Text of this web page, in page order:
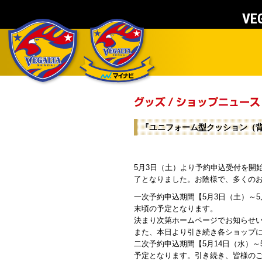
『ユニフォーム型クッション
5月3日（土）より予約申込受付を開
了となりました。お陰様で、多くの
一次予約申込期間【5月3日（土）～
末頃の予定となります。
決まり次第ホームページでお知らせ
また、本日より引き続き各ショップ
二次予約申込期間【5月14日（水）
予定となります。引き続き、皆様の